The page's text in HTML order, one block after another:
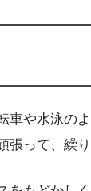
車や水泳の
張って、繰